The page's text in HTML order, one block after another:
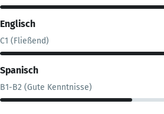
Englisch
C1 (Fließend)
Spanisch
B1-B2 (Gute Kenntnisse)